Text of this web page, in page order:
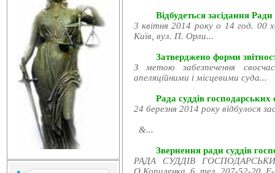
Відбудеться засідання
3 квітня 2014 року о 14 год. 00
Київ, вул. П. Орли...
Затверджено форми
З метою забезпечення
апеляційними і місцевими суда...
Рада суддів господарських
24 березня 2014 року відбулося
&...
Звернення ради суддів
РАДА СУДДІВ